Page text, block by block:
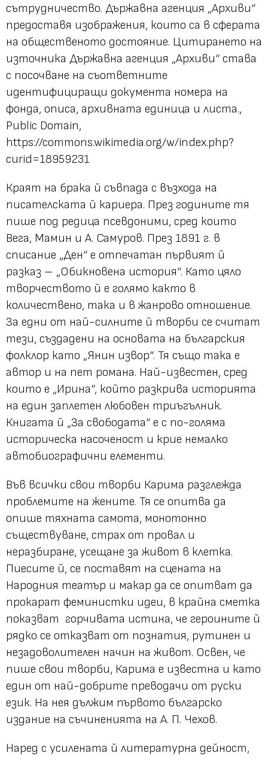
сътрудничество. Държавна агенция „Архиви“
предоставя изображения, които са в сферата
на общественото достояние. Цитирането на
източника Държавна агенция „Архиви“ става
с посочване на съответните
идентифициращи документа номера на
фонда, описа, архивната единица и листа.,
Public Domain,
https://commons.wikimedia.org/w/index.php?
curid=18959231
Краят на брака й съвпада с възхода на
писателската й кариера. През годините тя
пише под редица псевдоними, сред които
Вега, Мамин и А. Самуров. През 1891 г. в
списание „Ден“ е отпечатан първият й
разказ – „Обикновена история“. Като цяло
творчеството й е голямо както в
количествено, така и в жанрово отношение.
За едни от най-силните й творби се считат
тези, създадени на основата на българския
фолклор като „Янин извор“. Тя също така е
автор и на пет романа. Най-известен, сред
които е „Ирина“, който разкрива историята
на един заплетен любовен триъгълник.
Книгата й „За свободата“ е с по-голяма
историческа насоченост и крие немалко
автобиографични елементи.
Във всички свои творби Карима разглежда
проблемите на жените. Тя се опитва да
опише тяхната самота, монотонно
съществуване, страх от провал и
неразбиране, усещане за живот в клетка.
Пиесите й, се поставят на сцената на
Народния театър и макар да се опитват да
прокарат феминистки идеи, в крайна сметка
показват горчивата истина, че героините й
рядко се отказват от познатия, рутинен и
незадоволителен начин на живот. Освен, че
пише свои творби, Карима е известна и като
един от най-добрите преводачи от руски
език. На нея дължим първото българско
издание на съчиненията на А. П. Чехов.
Наред с усилената й литературна дейност,